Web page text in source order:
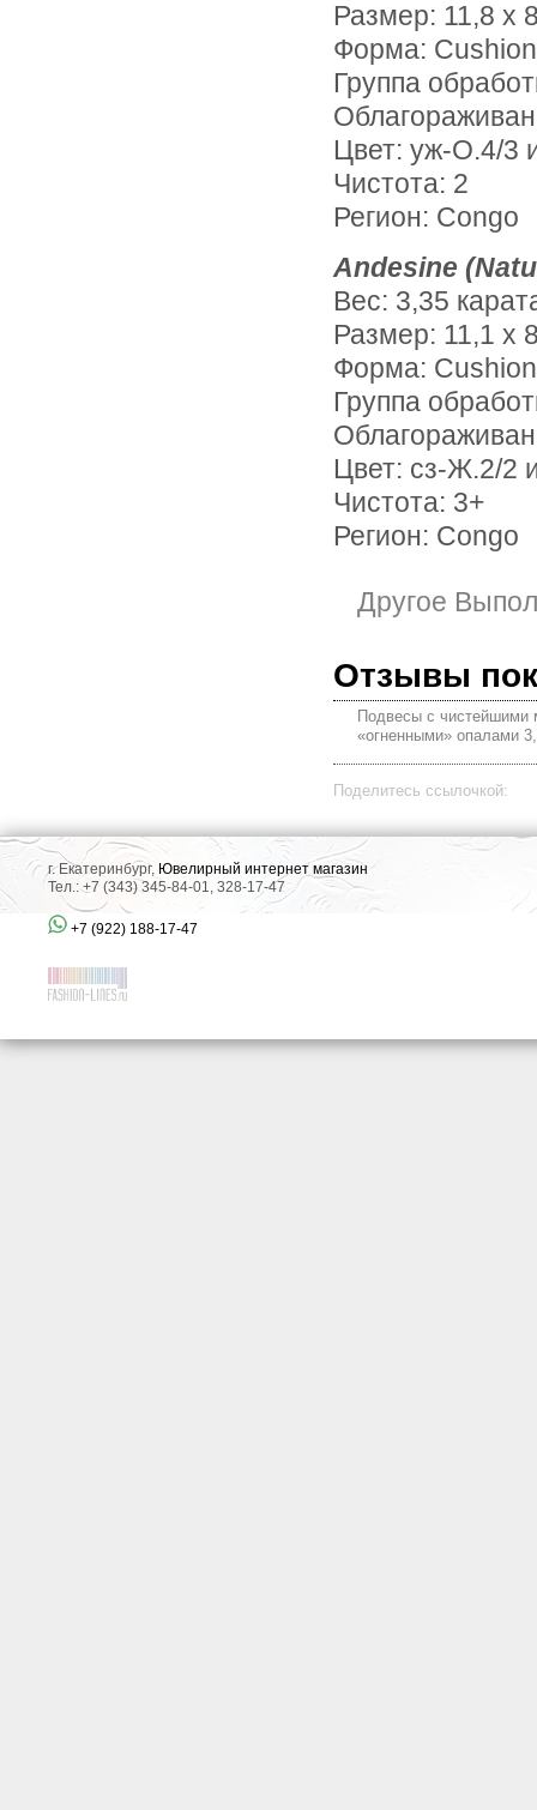
Размер: 11,8 х
Форма: Cushion
Группа
Цвет: уж-О.4/3
Чистота: 2
Регион: Congo
Andesine
Вес: 3,35
Размер: 11,1 х
Форма: Cushion
Группа
Цвет: сз-Ж.2/2
Чистота: 3+
Регион: Congo
Другое
Отзывы
Подвесы с чистейшими
«огненными» опалами
Поделитесь ссылочкой:
г. Екатеринбург, Ювелирный интернет магазин
Тел.: +7 (343) 345-84-01, 328-17-47
+7 (922) 188-17-47